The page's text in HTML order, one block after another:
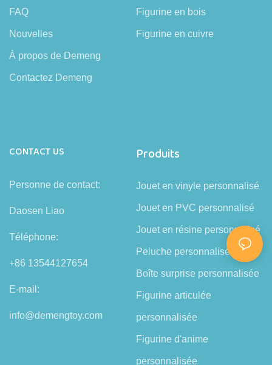
FAQ
Nouvelles
À propos de Demeng
Contactez Demeng
Figurine en bois
Figurine en cuivre
CONTACT US
Personne de contact:
Daosen Liao
Téléphone:
+86 13544127654
E-mail:
info@demengtoy.com
Produits
Jouet en vinyle personnalisé
Jouet en PVC personnalisé
Jouet en résine personnalisé
Peluche personnalisée
Boîte surprise personnalisée
Figurine articulée
personnalisée
Figurine d'anime
personnalisée